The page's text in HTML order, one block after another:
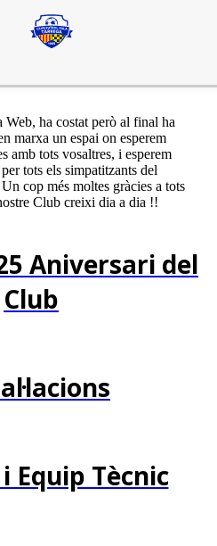
ha costat però al final ha
marxa un espai on esperem
amb tots vosaltres, i esperem
tots els simpatitzants del
cop més moltes gràcies a tots
Club creixi dia a dia !!
Aniversari del
Club
Equip Tècnic